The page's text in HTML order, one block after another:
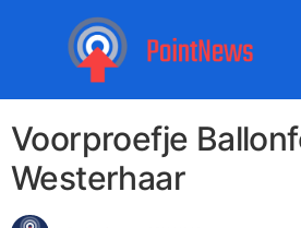
Voorproefje
Westerhaar